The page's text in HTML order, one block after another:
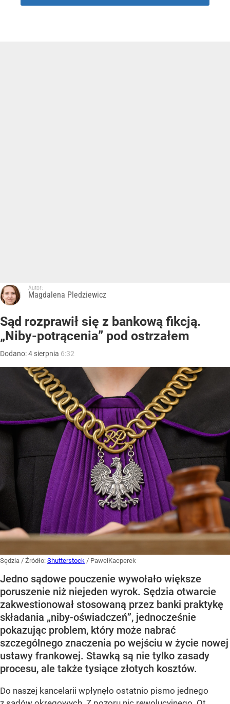
Autor:
Magdalena Pledziewicz
Sąd rozprawił się z bankową fikcją.
„Niby-potrącenia” pod ostrzałem
Dodano:4 sierpnia 6:32
Sędzia / Źródło: Shutterstock / PawelKacperek
Jedno sądowe pouczenie wywołało większe
poruszenie niż niejeden wyrok. Sędzia otwarcie
zakwestionował stosowaną przez banki praktykę
składania „niby-oświadczeń”, jednocześnie
pokazując problem, który może nabrać
szczególnego znaczenia po wejściu w życie nowej
ustawy frankowej. Stawką są nie tylko zasady
procesu, ale także tysiące złotych kosztów.
Do naszej kancelarii wpłynęło ostatnio pismo jednego